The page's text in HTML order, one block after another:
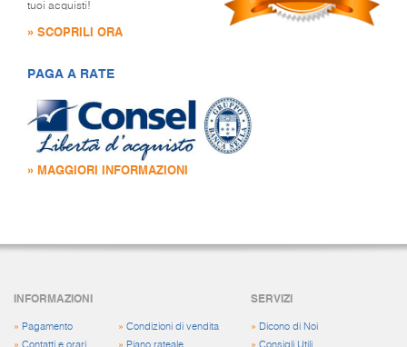
tuoi acquisti!
» SCOPRILI ORA
PAGA A RATE
» MAGGIORI INFORMAZIONI
INFORMAZIONI
» Pagamento
» Contatti e orari
» Condizioni di vendita
» Piano rateale
SERVIZI
» Dicono di Noi
»Consigli Utili